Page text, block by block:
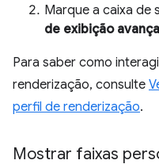
Marque a caixa de
de exibição
Para saber como
renderização, consulte
perfil de renderização.
Mostrar faixas